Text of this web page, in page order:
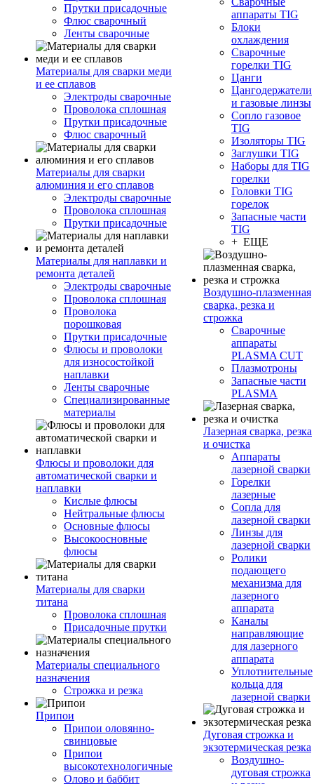
Прутки присадочные
Флюс сварочный
Ленты сварочные
Материалы для сварки меди
и ее сплавов
Электроды сварочные
Проволока сплошная
Прутки присадочные
Флюс сварочный
Материалы для сварки
алюминия и его сплавов
Электроды сварочные
Проволока сплошная
Прутки присадочные
Материалы для наплавки и
ремонта деталей
Электроды сварочные
Проволока сплошная
Проволока
порошковая
Прутки присадочные
Флюсы и проволоки
для износостойкой
наплавки
Ленты сварочные
Специализированные
материалы
Флюсы и проволоки для
автоматической сварки и
наплавки
Кислые флюсы
Нейтральные флюсы
Основные флюсы
Высокоосновные
флюсы
Материалы для сварки
титана
Проволока сплошная
Присадочные прутки
Материалы специального
назначения
Строжка и резка
Припои
Припои оловянно-
свинцовые
Припои
высокотехнологичные
Олово и баббит
аппараты TIG
Блоки
охлаждения
Сварочные
горелки TIG
Цанги
Цангодержатели
и газовые линзы
Сопло газовое
TIG
Изоляторы TIG
Заглушки TIG
Наборы для TIG
горелки
Головки TIG
горелок
Запасные части
TIG
+ ЕЩЕ
Воздушно-плазменная
сварка, резка и
строжка
Сварочные
аппараты
PLASMA CUT
Плазмотроны
Запасные части
PLASMA
Лазерная сварка, резка
и очистка
Аппараты
лазерной сварки
Горелки
лазерные
Сопла для
лазерной сварки
Линзы для
лазерной сварки
Ролики
подающего
механизма для
лазерного
аппарата
Каналы
направляющие
для лазерного
аппарата
Уплотнительные
кольца для
лазерной сварки
Дуговая строжка и
экзотермическая резка
Воздушно-
дуговая строжка